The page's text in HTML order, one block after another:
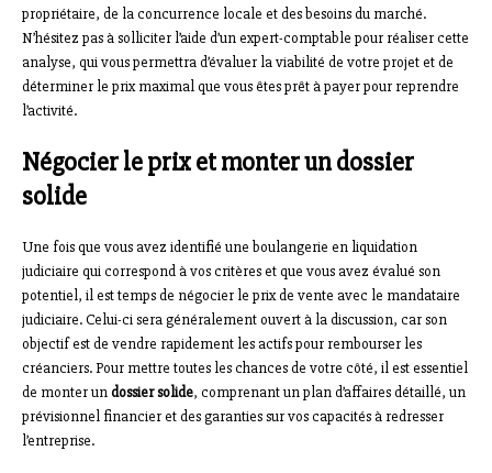
propriétaire, de la concurrence locale et des besoins du marché.
N’hésitez pas à solliciter l’aide d’un expert-comptable pour réaliser cette
analyse, qui vous permettra d’évaluer la viabilité de votre projet et de
déterminer le prix maximal que vous êtes prêt à payer pour reprendre
l’activité.
Négocier le prix et monter un dossier
solide
Une fois que vous avez identifié une boulangerie en liquidation
judiciaire qui correspond à vos critères et que vous avez évalué son
potentiel, il est temps de négocier le prix de vente avec le mandataire
judiciaire. Celui-ci sera généralement ouvert à la discussion, car son
objectif est de vendre rapidement les actifs pour rembourser les
créanciers. Pour mettre toutes les chances de votre côté, il est essentiel
de monter undossier solide, comprenant un plan d’affaires détaillé, un
prévisionnel financier et des garanties sur vos capacités à redresser
l’entreprise.